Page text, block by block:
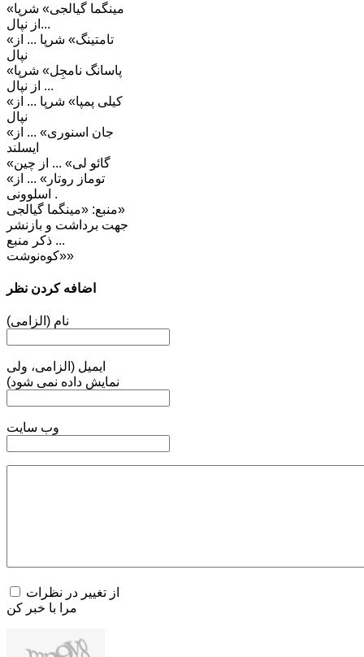
«مینگما گیالجی» شرپا
...از نپال
«تامتینگ» شرپا ... از
نپال
«پاسانگ نامجِل» شرپا
... از نپال
«کیلی پمپا» شرپا ... از
نپال
«جان اسنوری» ... از
ایسلند
«گائو لی» ... از چین
«توماز روتار» ... از
اسلوونی .
منبع: «مینگما گیالجی»
جهت برداشت و بازنشر
... ذکر منبع
«کوه‌نوشت»
اضافه کردن نظر
نام (الزامی)
ایمیل (الزامی، ولی
نمایش داده نمی شود)
وب سایت
از تغییر در نظرات
مرا با خبر کن